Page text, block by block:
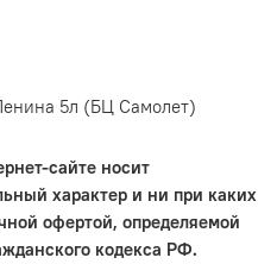
5л (БЦ Самолет)
сайте носит
характер и ни при каких
офертой, определяемой
кодекса РФ.